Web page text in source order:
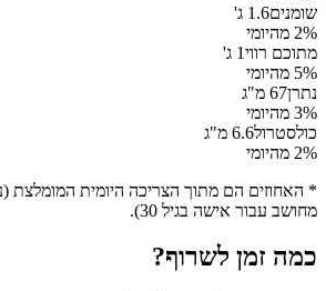
שומנים1.6 ג'
2% מהיומי
מתוכם רווי1 ג'
5% מהיומי
נתרן67 מ"ג
3% מהיומי
כולסטרול6.6 מ"ג
2% מהיומי
* האחוזים הם מתוך הצריכה היומית המומלצת
מחושב עבור אישה בגיל 30).
כמה זמן לשרוף?